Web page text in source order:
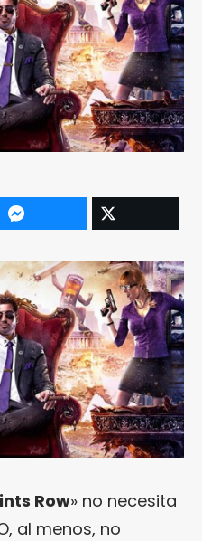
Row» no necesita
al menos, no